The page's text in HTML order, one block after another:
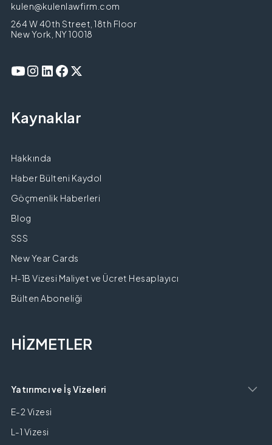
kulen@kulenlawfirm.com
264 W 40th Street, 18th Floor
New York, NY 10018
Kaynaklar
Hakkında
Haber Bülteni Kaydol
Göçmenlik Haberleri
Blog
SSS
New Year Cards
H-1B Vizesi Maliyet ve Ücret Hesaplayıcı
Bülten Aboneliği
HİZMETLER
Yatırımcı ve İş Vizeleri
E-2 Vizesi
L-1 Vizesi